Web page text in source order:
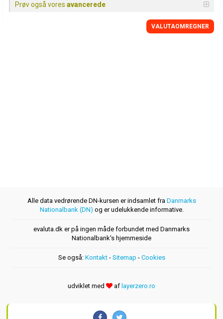
Prøv også vores avancerede
VALUTAOMREGNER
Alle data vedrørende DN-kursen er indsamlet fra Danmarks
Nationalbank (DN) og er udelukkende informative.
evaluta.dk er på ingen måde forbundet med Danmarks
Nationalbank's hjemmeside
Se også: Kontakt- Sitemap - Cookies
udviklet med af layerzero.ro